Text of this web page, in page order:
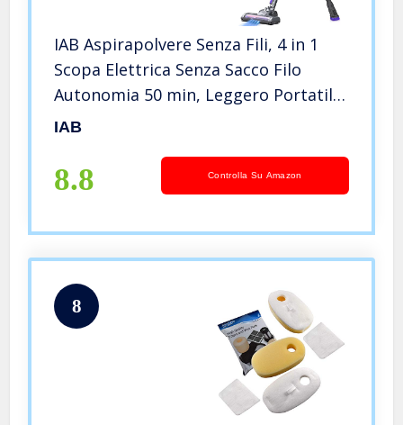
IAB Aspirapolvere Senza Fili, 4 in 1
Scopa Elettrica Senza Sacco Filo
Autonomia 50 min, Leggero ​Portatile
Aspirapolvere Verticale con
Case Auto Sofa Animal
IAB
8.8 Controlla Su Amazon
8